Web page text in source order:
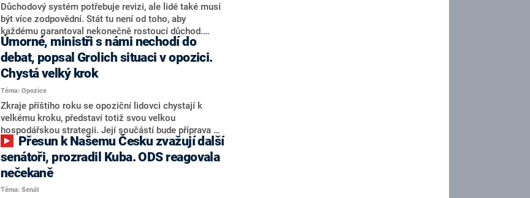
Důchodový systém potřebuje revizi, ale lidé také musí
být více zodpovědní. Stát tu není od toho, aby
každému garantoval nekonečně rostoucí důchod.
Chybí tu nový systém a my ho představíme,řekl
hejtman Jihočeského kraje a předseda hnutí Naše
Česko Martin Kuba v rozhovoru pro CNN Prima NEWS.
V čele státu pak podle něj nemůže být člověk, který by
střetem zájmů omezoval čerpání financí a rozvoj,
dodal. Řešení u Andreje Babiše ale hodnotit nechtěl.
Úmorné, ministři s námi nechodí do
debat, popsal Grolich situaci v opozici.
Chystá velký krok
Téma: Opozice
Zkraje příštího roku se opoziční lidovci chystají k
velkému kroku, představí totiž svou velkou
hospodářskou strategii. Její součástí bude příprava na
stárnutí populace, řekl ve středu na setkání s novináři
nový předseda lidovců Jan Grolich. Ten zároveň v
senátních volbách kandiduje ve Vyškově. Popsal i
aktivitu opozice, o níž vládní strany nebo političtí
komentátoři mluví jako o slabé a v defenzivě. „Je to
senátoři, prozradil Kuba. ODS reagovala
nečekaně
Téma: Senát